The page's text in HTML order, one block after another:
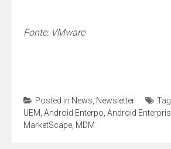
Fonte: VMware
Posted in News Newsletter
UEM Android Enterpo Android
MarketScape MDM